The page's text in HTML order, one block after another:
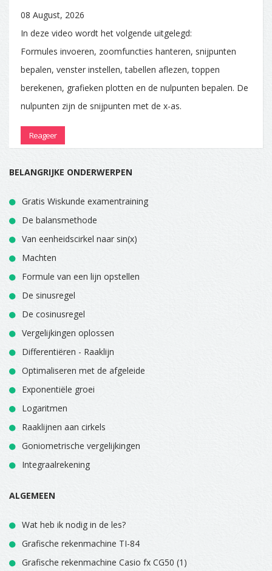
08 August, 2026
In deze video wordt het volgende uitgelegd:
Formules invoeren, zoomfuncties hanteren, snijpunten
bepalen, venster instellen, tabellen aflezen, toppen
berekenen, grafieken plotten en de nulpunten bepalen. De
nulpunten zijn de snijpunten met de x-as.
Reageer
BELANGRIJKE ONDERWERPEN
Gratis Wiskunde examentraining
De balansmethode
Van eenheidscirkel naar sin(x)
Machten
Formule van een lijn opstellen
De sinusregel
De cosinusregel
Vergelijkingen oplossen
Differentiëren - Raaklijn
Optimaliseren met de afgeleide
Exponentiële groei
Logaritmen
Raaklijnen aan cirkels
Goniometrische vergelijkingen
Integraalrekening
ALGEMEEN
Wat heb ik nodig in de les?
Grafische rekenmachine TI-84
Grafische rekenmachine Casio fx CG50 (1)